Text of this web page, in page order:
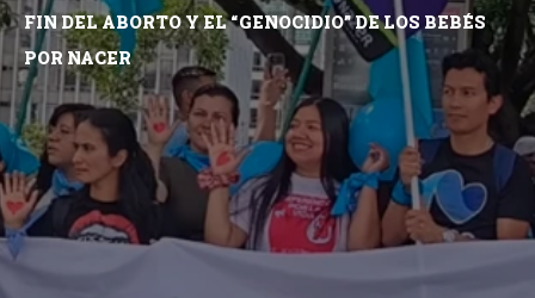
FIN DEL ABORTO Y EL “GENOCIDIO” DE LOS BEBÉS
POR NACER